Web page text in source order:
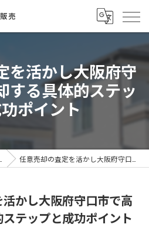
を活かし大阪府守
する具体的ステッ
ポイント
任意売却の査定を活かし大阪府守口市で高く売却する具体的ステップと成功ポイント
かし大阪府守口市で高
テップと成功ポイント